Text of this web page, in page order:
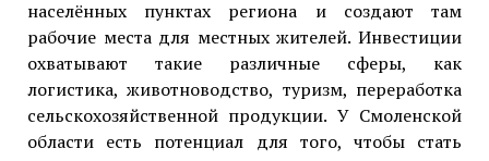
населённых пунктах региона и создают там
рабочие места для местных жителей. Инвестиции
охватывают такие различные сферы, как
логистика, животноводство, туризм, переработка
сельскохозяйственной продукции. У Смоленской
области есть потенциал для того, чтобы стать